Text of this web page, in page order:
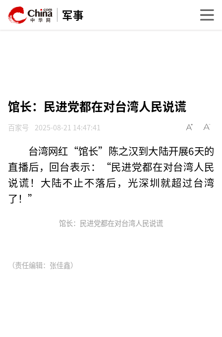
军事
馆长：民进党都在对台湾人民说谎
百家号 2025-08-21 14:47:41
台湾网红“馆长”陈之汉到大陆开展6天的
直播后，回台表示：“民进党都在对台湾人民
说谎！大陆不止不落后，光深圳就超过台湾
了！”
馆长：民进党都在对台湾人民说谎
（责任编辑：张佳鑫）